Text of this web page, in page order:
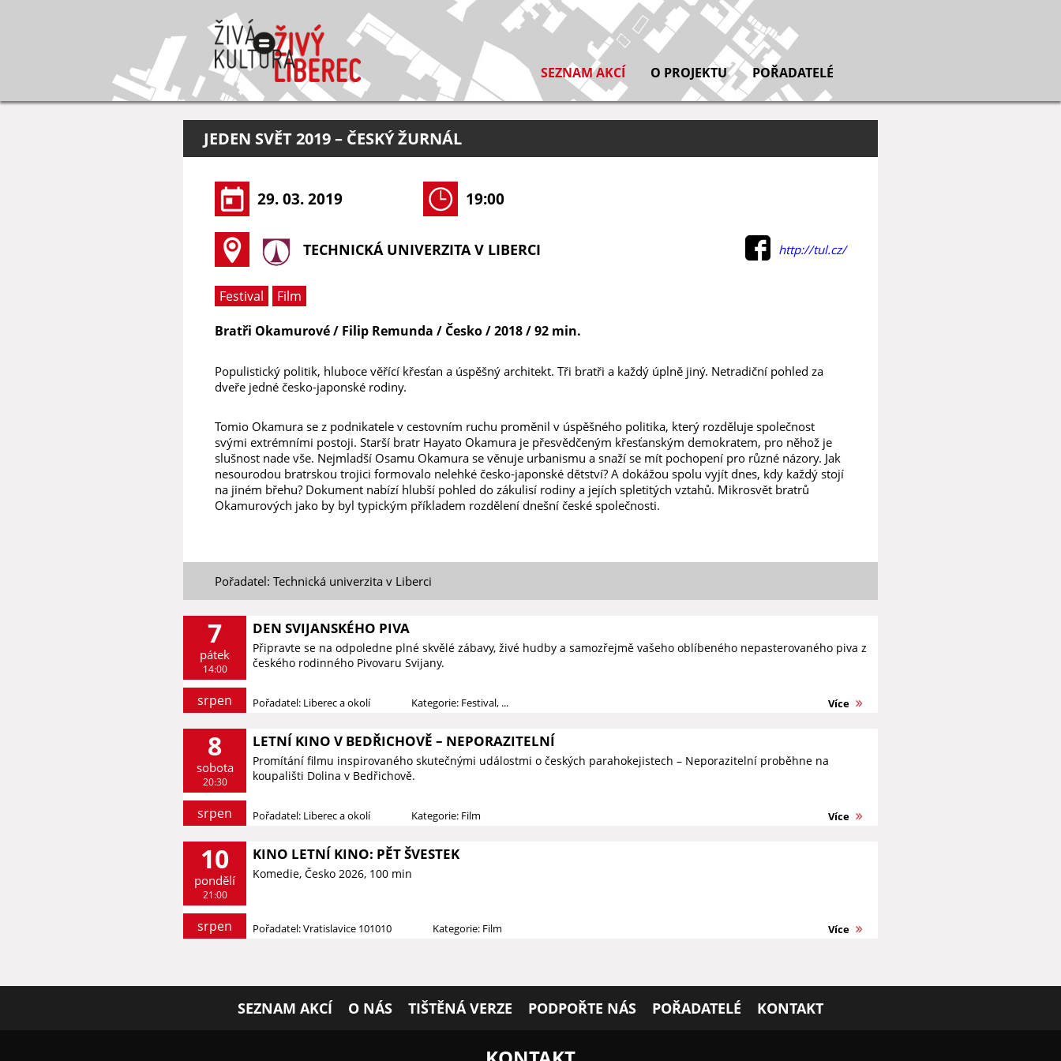
SEZNAM AKCÍ O PROJEKTU POŘADATELÉ
JEDEN SVĚT 2019 – ČESKÝ ŽURNÁL
29. 03. 2019 19:00
TECHNICKÁ UNIVERZITA V LIBERCI http://tul.cz/
Festival
Film
Bratři Okamurové / Filip Remunda / Česko / 2018 / 92 min.
Populistický politik, hluboce věřící křesťan a úspěšný architekt. Tři bratři a každý úplně jiný. Netradiční pohled za
dveře jedné česko-japonské rodiny.
Tomio Okamura se z podnikatele v cestovním ruchu proměnil v úspěšného politika, který rozděluje společnost
svými extrémními postoji. Starší bratr Hayato Okamura je přesvědčeným křesťanským demokratem, pro něhož je
slušnost nade vše. Nejmladší Osamu Okamura se věnuje urbanismu a snaží se mít pochopení pro různé názory. Jak
nesourodou bratrskou trojici formovalo nelehké česko-japonské dětství? A dokážou spolu vyjít dnes, kdy každý stojí
na jiném břehu? Dokument nabízí hlubší pohled do zákulisí rodiny a jejích spletitých vztahů. Mikrosvět bratrů
Okamurových jako by byl typickým příkladem rozdělení dnešní české společnosti.
Pořadatel: Technická univerzita v Liberci
7
pátek
14:00
srpen
DEN SVIJANSKÉHO PIVA
Připravte se na odpoledne plné skvělé zábavy, živé hudby a samozřejmě vašeho oblíbeného nepasterovaného piva z
českého rodinného Pivovaru Svijany.
Pořadatel: Liberec a okolí Kategorie: Festival, ... Více
8
sobota
20:30
srpen
LETNÍ KINO V BEDŘICHOVĚ – NEPORAZITELNÍ
Promítání filmu inspirovaného skutečnými událostmi o českých parahokejistech – Neporazitelní proběhne na
koupališti Dolina v Bedřichově.
Pořadatel: Liberec a okolí Kategorie: Film Více
10
pondělí
21:00
srpen
KINO LETNÍ KINO: PĚT ŠVESTEK
Komedie, Česko 2026, 100 min
Pořadatel: Vratislavice 101010 Kategorie: Film Více
SEZNAM AKCÍ O NÁS TIŠTĚNÁ VERZE PODPOŘTE NÁS POŘADATELÉ KONTAKT